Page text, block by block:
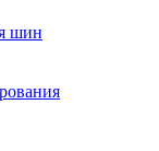
шин